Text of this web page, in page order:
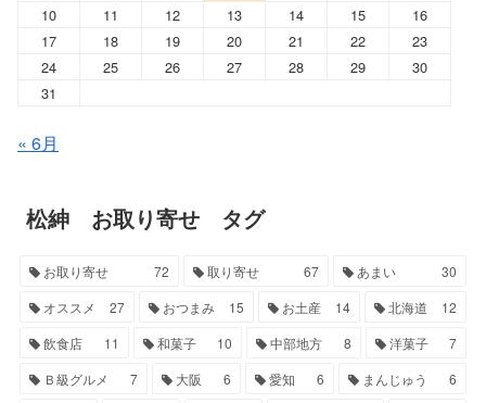
10
11 12 13 14 15
16
17
18 19 20 21 22
23
24
25 26 27 28 29
30
31
« 6月
松紳 お取り寄せ タグ
お取り寄せ 72 取り寄せ 67 あまい
30
オススメ
27 おつまみ 15 お土産 14 北海道
12
飲食店
11 和菓子 10 中部地方 8 洋菓子
7
Ｂ級グルメ
7 大阪 6 愛知 6 まんじゅう
6